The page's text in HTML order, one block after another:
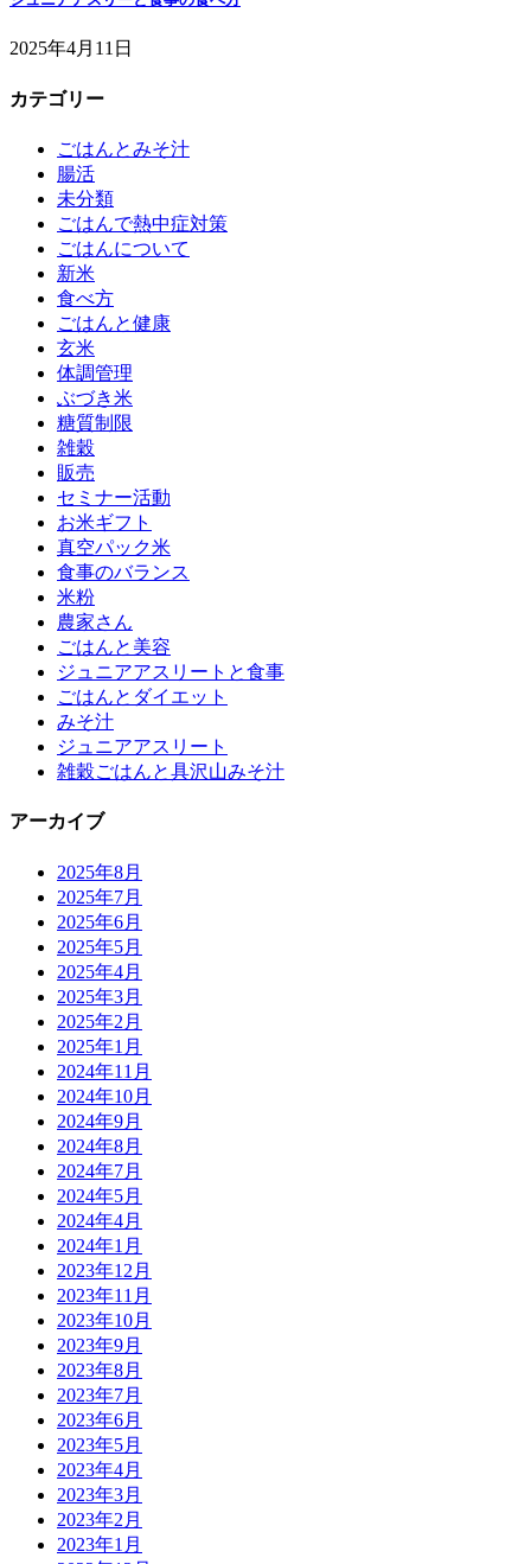
2025年4月11日
カテゴリー
ごはんとみそ汁
腸活
未分類
ごはんで熱中症対策
ごはんについて
新米
食べ方
ごはんと健康
玄米
体調管理
ぶづき米
糖質制限
雑穀
販売
セミナー活動
お米ギフト
真空パック米
食事のバランス
米粉
農家さん
ごはんと美容
ジュニアアスリートと食事
ごはんとダイエット
みそ汁
ジュニアアスリート
雑穀ごはんと具沢山みそ汁
アーカイブ
2025年8月
2025年7月
2025年6月
2025年5月
2025年4月
2025年3月
2025年2月
2025年1月
2024年11月
2024年10月
2024年9月
2024年8月
2024年7月
2024年5月
2024年4月
2024年1月
2023年12月
2023年11月
2023年10月
2023年9月
2023年8月
2023年7月
2023年6月
2023年5月
2023年4月
2023年3月
2023年2月
2023年1月